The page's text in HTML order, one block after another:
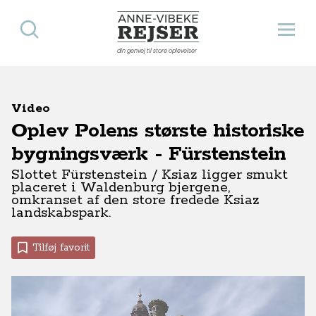
Anne-Vibeke Rejser
din genvej til store oplevelser
Åbn
Søg
Video
Oplev Polens største historiske
bygningsværk - Fürstenstein
Slottet Fürstenstein / Ksiaz ligger smukt
placeret i Waldenburg bjergene,
omkranset af den store fredede Ksiaz
landskabspark.
Tilføj favorit